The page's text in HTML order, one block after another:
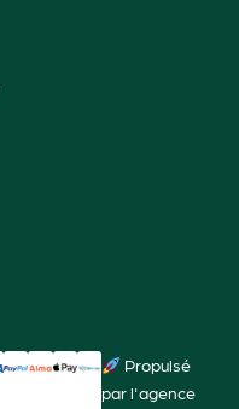
Propulsé
par l'agence